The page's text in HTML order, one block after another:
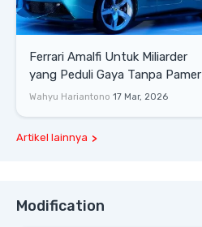
Ferrari Amalfi Untuk Miliarder
yang Peduli Gaya Tanpa Pamer
Wahyu Hariantono 17 Mar, 2026
Artikel lainnya
Modification